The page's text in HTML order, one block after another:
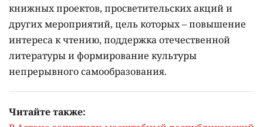
книжных проектов, просветительских акций и
других мероприятий, цель которых –повышение
интереса к чтению, поддержка отечественной
литературы и формирование культуры
непрерывного самообразования.
Читайте также: